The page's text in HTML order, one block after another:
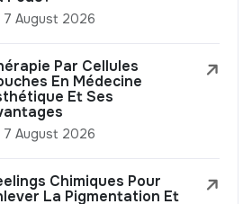
7 August 2026
Par Cellules
En Médecine
Et Ses
7 August 2026
Chimiques Pour
La Pigmentation Et